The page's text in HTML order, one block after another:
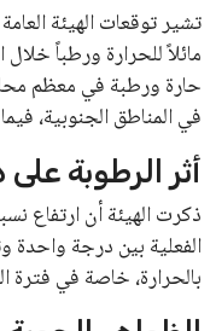
تشير توقعات الهيئة
مائلاً للحرارة ورطباً خلال
حارة ورطبة في معظم
في المناطق الجنوبية،
أثر الرطوبة
ذكرت الهيئة أن ارتفاع
الفعلية بين درجة واحدة
بالحرارة، خاصة في فترة